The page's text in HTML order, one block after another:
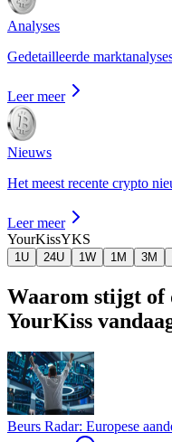
Analyses
Gedetailleerde
Leer meer
Nieuws
Het meest recente crypto
Leer meer
YourKissYKS
1U 24U 1W 1M 3M
Waarom stijgt of
YourKiss
Beurs Radar: Europese